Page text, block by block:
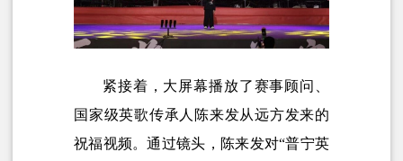
紧接着，大屏幕播放了赛事顾问、
国家级英歌传承人陈来发从远方发来的
祝福视频。通过镜头，陈来发对“普宁英